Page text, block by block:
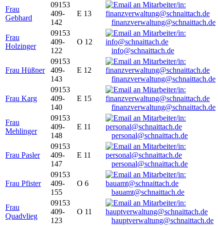
Frau
Gebhard
09153
409-
142
E 13
finanzverwaltung@schnaittach.de
Frau
Holzinger
09153
409-
122
O 12
info@schnaittach.de
Frau Hüßner
09153
409-
143
E 12
finanzverwaltung@schnaittach.de
Frau Karg
09153
409-
140
E 15
finanzverwaltung@schnaittach.de
Frau
Mehlinger
09153
409-
148
E 11
personal@schnaittach.de
Frau Pasler
09153
409-
147
E 11
personal@schnaittach.de
Frau Pfister
09153
409-
155
O 6
bauamt@schnaittach.de
Frau
Quadvlieg
09153
409-
123
O 11
hauptverwaltung@schnaittach.de